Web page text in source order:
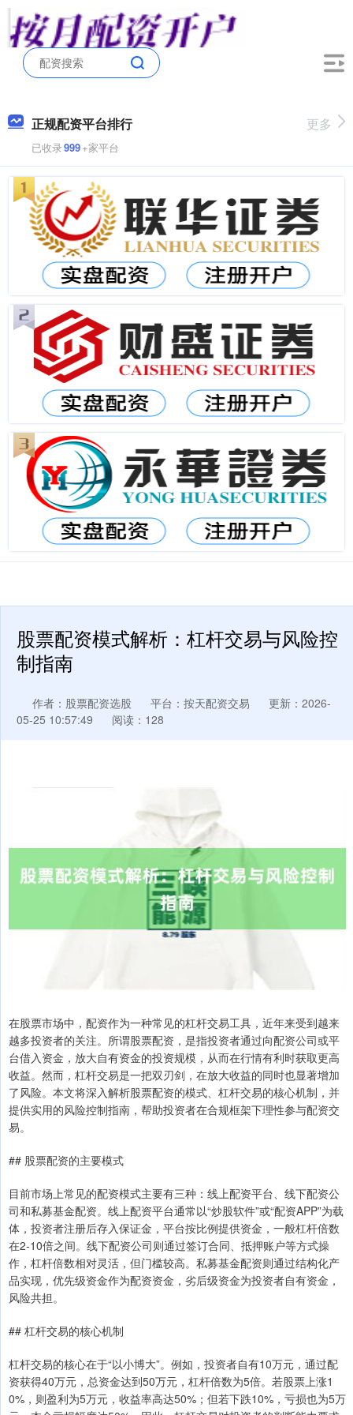
正规配资平台排行
已收录999+家平台
更多
股票配资模式解析：杠杆交易与风险控
制指南
作者：股票配资选股 平台：按天配资交易
更新：2026-
05-25 10:57:49
阅读：128
在股票市场中，配资作为一种常见的杠杆交易工具，近年来受到越来
越多投资者的关注。所谓股票配资，是指投资者通过向配资公司或平
台借入资金，放大自有资金的投资规模，从而在行情有利时获取更高
收益。然而，杠杆交易是一把双刃剑，在放大收益的同时也显著增加
了风险。本文将深入解析股票配资的模式、杠杆交易的核心机制，并
提供实用的风险控制指南，帮助投资者在合规框架下理性参与配资交
易。
## 股票配资的主要模式
目前市场上常见的配资模式主要有三种：线上配资平台、线下配资公
司和私募基金配资。线上配资平台通常以“炒股软件”或“配资APP”为载
体，投资者注册后存入保证金，平台按比例提供资金，一般杠杆倍数
在2-10倍之间。线下配资公司则通过签订合同、抵押账户等方式操
作，杠杆倍数相对灵活，但门槛较高。私募基金配资则通过结构化产
品实现，优先级资金作为配资资金，劣后级资金为投资者自有资金，
风险共担。
## 杠杆交易的核心机制
杠杆交易的核心在于“以小博大”。例如，投资者自有10万元，通过配
资获得40万元，总资金达到50万元，杠杆倍数为5倍。若股票上涨1
0%，则盈利为5万元，收益率高达50%；但若下跌10%，亏损也为5万